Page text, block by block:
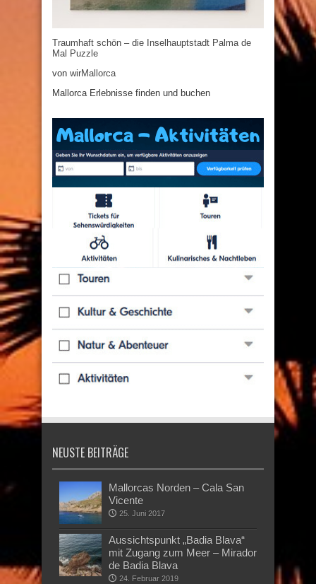
Traumhaft schön – die Inselhauptstadt Palma de
Mal Puzzle
von wirMallorca
Mallorca Erlebnisse finden und buchen
NEUSTE BEITRÄGE
Mallorcas Norden – Cala San
Vicente
25. Juni 2017
Aussichtspunkt „Badia Blava“
mit Zugang zum Meer – Mirador
de Badia Blava
24. Februar 2019